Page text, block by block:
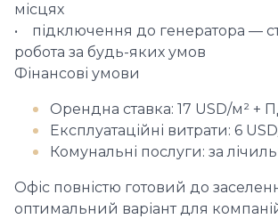
місцях
• підключення до генератора —
робота за будь-яких умов
Фінансові умови
Орендна ставка: 17 USD/м² +
Експлуатаційні витрати: 6
Комунальні послуги: за
Офіс повністю готовий до
оптимальний варіант для